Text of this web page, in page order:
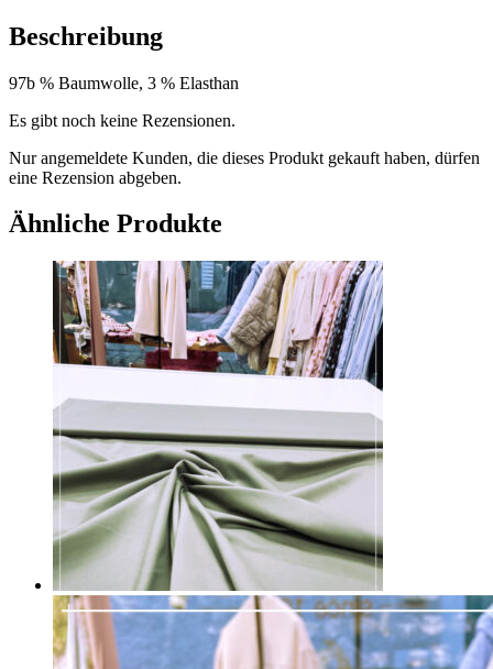
Beschreibung
97b % Baumwolle, 3 % Elasthan
Es gibt noch keine Rezensionen.
Nur angemeldete Kunden, die dieses Produkt gekauft haben, dürfen
eine Rezension abgeben.
Ähnliche Produkte